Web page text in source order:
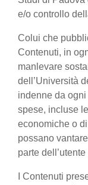
e/o controllo
Colui che
Contenuti, in
manlevare
dell’Università
indenne da
spese, incluse
economiche o
possano
parte
I Contenuti